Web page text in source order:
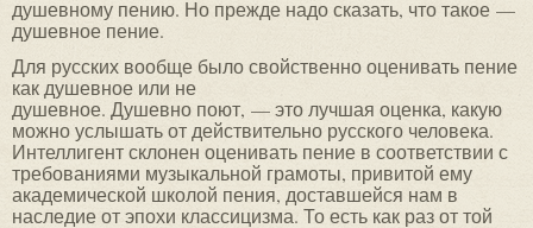
душевному пению. Но прежде надо сказать, что такое —
душевное пение.
Для русских вообще было свойственно оценивать пение
как душевное или не
душевное. Душевно поют, — это лучшая оценка, какую
можно услышать от действительно русского человека.
Интеллигент склонен оценивать пение в соответствии с
требованиями музыкальной грамоты, привитой ему
академической школой пения, доставшейся нам в
наследие от эпохи классицизма. То есть как раз от той